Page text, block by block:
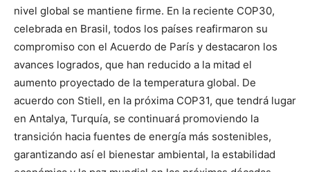
nivel global se mantiene firme. En la reciente COP30,
celebrada en Brasil, todos los países reafirmaron su
compromiso con el Acuerdo de París y destacaron los
avances logrados, que han reducido a la mitad el
aumento proyectado de la temperatura global. De
acuerdo con Stiell, en la próxima COP31, que tendrá lugar
en Antalya, Turquía, se continuará promoviendo la
transición hacia fuentes de energía más sostenibles,
garantizando así el bienestar ambiental, la estabilidad